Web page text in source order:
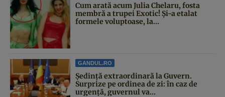
Cum arată acum Julia Chelaru, fosta
membră a trupei Exotic! Și-a etalat
formele voluptoase, la...
GANDUL.RO
Şedinţă extraordinară la Guvern.
Surprize pe ordinea de zi: în caz de
urgență, guvernul va...